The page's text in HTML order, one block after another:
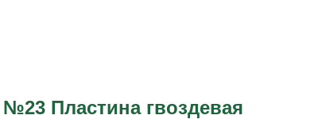
Пластина гвоздевая